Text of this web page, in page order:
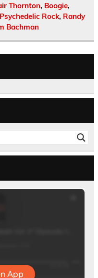
Thornton, Boogie,
Psychedelic Rock, Randy
Bachman